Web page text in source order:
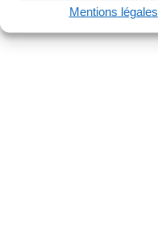
Mentions légales